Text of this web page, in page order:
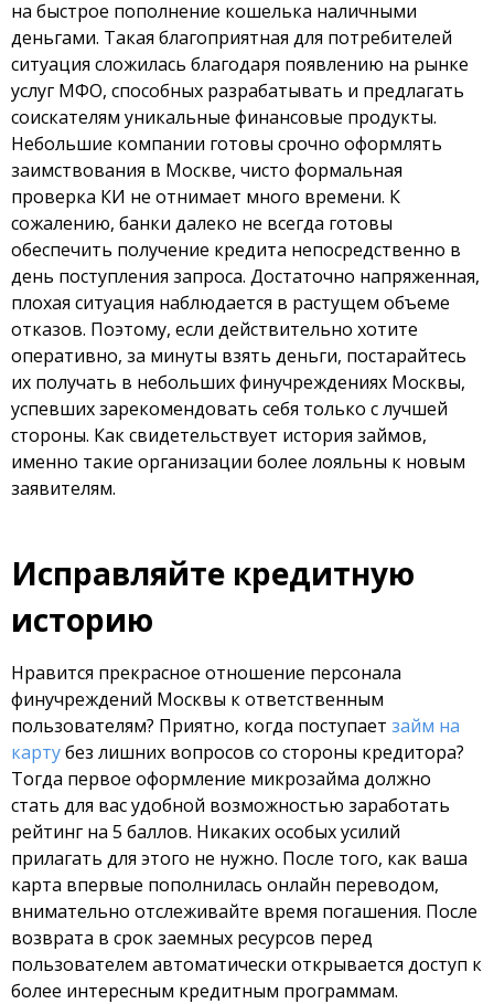
на быстрое пополнение кошелька наличными
деньгами. Такая благоприятная для потребителей
ситуация сложилась благодаря появлению на рынке
услуг МФО, способных разрабатывать и предлагать
соискателям уникальные финансовые продукты.
Небольшие компании готовы срочно оформлять
заимствования в Москве, чисто формальная
проверка КИ не отнимает много времени. К
сожалению, банки далеко не всегда готовы
обеспечить получение кредита непосредственно в
день поступления запроса. Достаточно напряженная,
плохая ситуация наблюдается в растущем объеме
отказов. Поэтому, если действительно хотите
оперативно, за минуты взять деньги, постарайтесь
их получать в небольших финучреждениях Москвы,
успевших зарекомендовать себя только с лучшей
стороны. Как свидетельствует история займов,
именно такие организации более лояльны к новым
заявителям.
Исправляйте кредитную
историю
Нравится прекрасное отношение персонала
финучреждений Москвы к ответственным
пользователям? Приятно, когда поступает займ на
картубез лишних вопросов со стороны кредитора?
Тогда первое оформление микрозайма должно
стать для вас удобной возможностью заработать
рейтинг на 5 баллов. Никаких особых усилий
прилагать для этого не нужно. После того, как ваша
карта впервые пополнилась онлайн переводом,
внимательно отслеживайте время погашения. После
возврата в срок заемных ресурсов перед
пользователем автоматически открывается доступ к
более интересным кредитным программам.